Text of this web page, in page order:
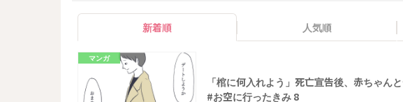
新着順 人気順
マンガ
「棺に何入れよう」死亡宣告後、赤ちゃん
#お空に行ったきみ 8